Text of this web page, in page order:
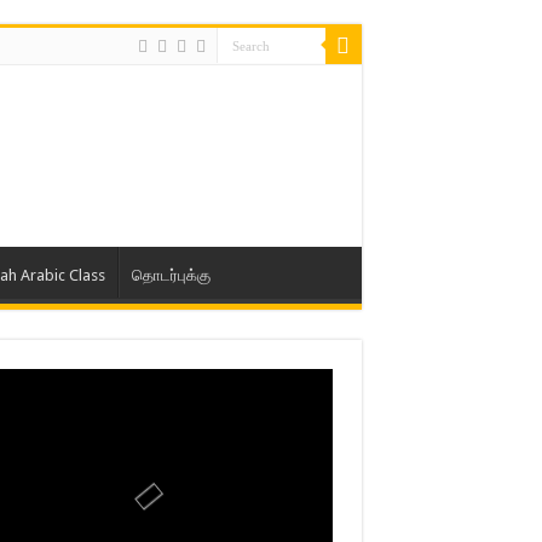
Arabic Class தொடர்புக்கு